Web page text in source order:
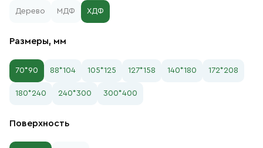
Дерево МДФ ХДФ
Размеры, мм
70*90 88*104 105*125 127*158 140*180 172*208
180*240 240*300 300*400
Поверхность